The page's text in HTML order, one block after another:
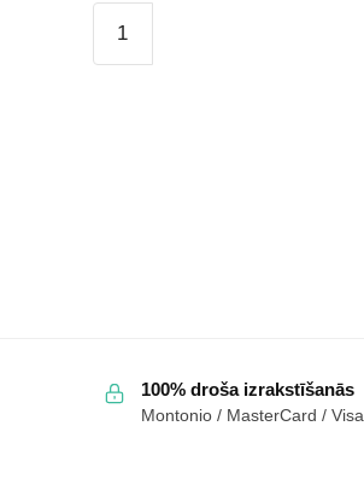
sniega
100% droša izrakstīšanās
Montonio / MasterCard / Visa